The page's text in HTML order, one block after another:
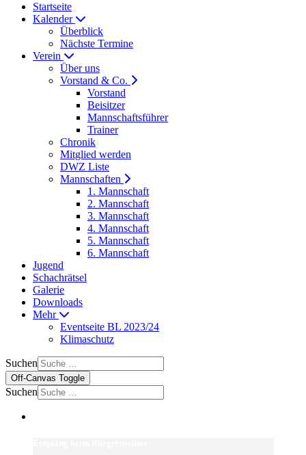
Startseite
Kalender
Überblick
Nächste Termine
Verein
Über uns
Vorstand & Co.
Vorstand
Beisitzer
Mannschaftsführer
Trainer
Chronik
Mitglied werden
DWZ Liste
Mannschaften
1. Mannschaft
2. Mannschaft
3. Mannschaft
4. Mannschaft
5. Mannschaft
6. Mannschaft
Jugend
Schachrätsel
Galerie
Downloads
Mehr
Eventseite BL 2023/24
Klimaschutz
Suchen
Off-Canvas Toggle
Suchen